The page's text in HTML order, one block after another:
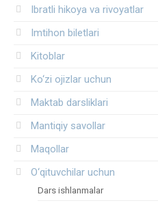
Ibratli hikoya va rivoyatlar
Imtihon biletlari
Kitoblar
Ko‘zi ojizlar uchun
Maktab darsliklari
Mantiqiy savollar
Maqollar
O‘qituvchilar uchun
Dars ishlanmalar